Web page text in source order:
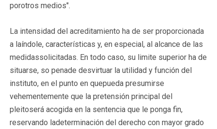
porotros medios".
La intensidad del acreditamiento ha de ser proporcionada
a laíndole, características y, en especial, al alcance de las
medidassolicitadas. En todo caso, su limite superior ha de
situarse, so penade desvirtuar la utilidad y función del
instituto, en el punto en quepueda presumirse
vehementemente que la pretensión principal del
pleitoserá acogida en la sentencia que le ponga fin,
reservando ladeterminación del derecho con mayor grado